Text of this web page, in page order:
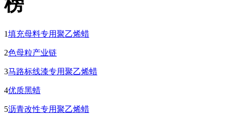
1填充母料专用聚乙烯蜡
2色母粒产业链
3马路标线漆专用聚乙烯蜡
4优质黑蜡
5沥青改性专用聚乙烯蜡